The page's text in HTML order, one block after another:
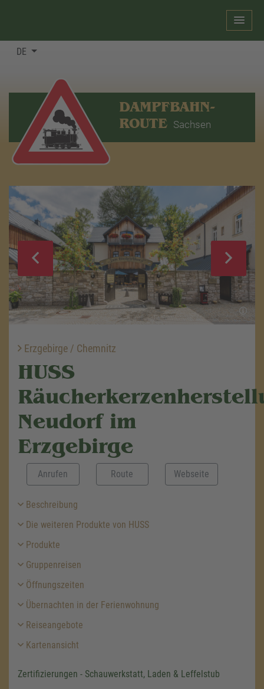
DE
DAMPFBAHN-
ROUTE Sachsen
Erzgebirge / Chemnitz
HUSS
Neudorf im
Erzgebirge
Anrufen Route Webseite
Beschreibung
Die weiteren Produkte von HUSS
Produkte
Gruppenreisen
Öffnungszeiten
Übernachten in der Ferienwohnung
Reiseangebote
Kartenansicht
Zertifizierungen - Schauwerkstatt, Laden & Leffelstub